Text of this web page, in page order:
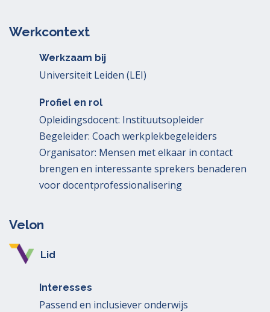
Werkcontext
Werkzaam bij
Universiteit Leiden (LEI)
Profiel en rol
Opleidingsdocent: Instituutsopleider
Begeleider: Coach werkplekbegeleiders
Organisator: Mensen met elkaar in contact
brengen en interessante sprekers benaderen
voor docentprofessionalisering
Velon
Lid
Interesses
Passend en inclusiever onderwijs